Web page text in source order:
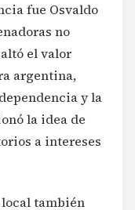
fue Osvaldo
no
el valor
argentina,
y la
la idea de
a intereses
también